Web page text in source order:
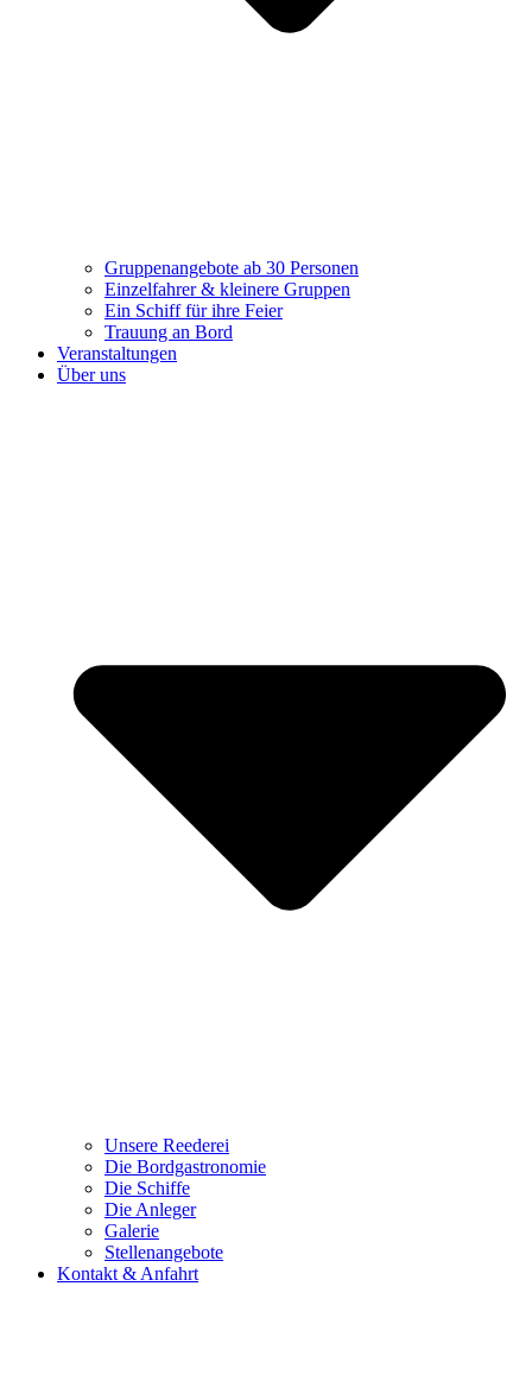
Gruppenangebote ab 30 Personen
Einzelfahrer & kleinere Gruppen
Ein Schiff für ihre Feier
Trauung an Bord
Veranstaltungen
Über uns
Unsere Reederei
Die Bordgastronomie
Die Schiffe
Die Anleger
Galerie
Stellenangebote
Kontakt & Anfahrt